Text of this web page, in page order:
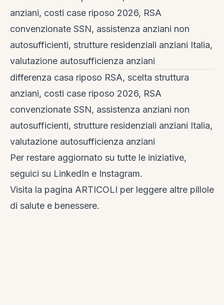
anziani, costi case riposo 2026, RSA
convenzionate SSN, assistenza anziani non
autosufficienti, strutture residenziali anziani Italia,
valutazione autosufficienza anziani
differenza casa riposo RSA, scelta struttura
anziani, costi case riposo 2026, RSA
convenzionate SSN, assistenza anziani non
autosufficienti, strutture residenziali anziani Italia,
valutazione autosufficienza anziani
Per restare aggiornato su tutte le iniziative,
seguici su LinkedIn e Instagram.
Visita la pagina ARTICOLI per leggere altre pillole
di salute e benessere.